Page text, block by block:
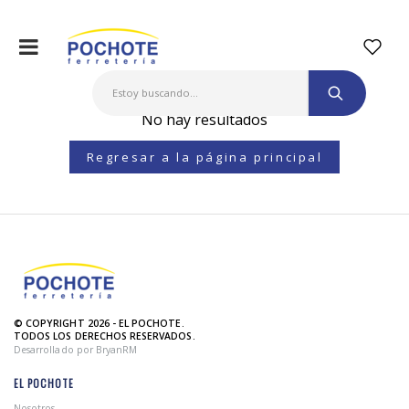
No hay resultados
Regresar a la página principal
© COPYRIGHT 2026 - EL POCHOTE.
TODOS LOS DERECHOS RESERVADOS.
Desarrollado por BryanRM
EL POCHOTE